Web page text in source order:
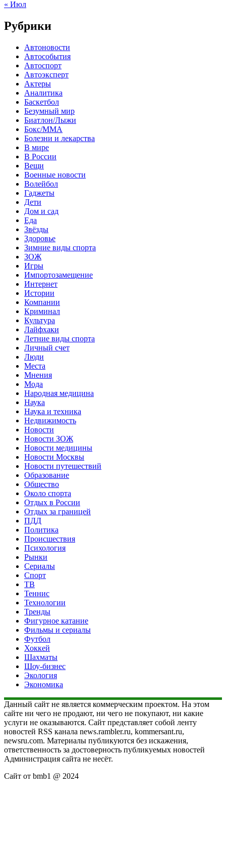
« Июл
Рубрики
Автоновости
Автособытия
Автоспорт
Автоэксперт
Актеры
Аналитика
Баскетбол
Безумный мир
Биатлон/Лыжи
Бокс/MMA
Болезни и лекарства
В мире
В России
Вещи
Военные новости
Волейбол
Гаджеты
Дети
Дом и сад
Еда
Звёзды
Здоровье
Зимние виды спорта
ЗОЖ
Игры
Импортозамещение
Интернет
Истории
Компании
Криминал
Культура
Лайфхаки
Летние виды спорта
Личный счет
Люди
Места
Мнения
Мода
Народная медицина
Наука
Наука и техника
Недвижимость
Новости
Новости ЗОЖ
Новости медицины
Новости Москвы
Новости путешествий
Образование
Общество
Около спорта
Отдых в России
Отдых за границей
ПДД
Политика
Происшествия
Психология
Рынки
Сериалы
Спорт
ТВ
Теннис
Технологии
Тренды
Фигурное катание
Фильмы и сериалы
Футбол
Хоккей
Шахматы
Шоу-бизнес
Экология
Экономика
Данный сайт не является коммерческим проектом. На этом
сайте ни чего не продают, ни чего не покупают, ни какие
услуги не оказываются. Сайт представляет собой ленту
новостей RSS канала news.rambler.ru, kommersant.ru,
newsru.com. Материалы публикуются без искажения,
ответственность за достоверность публикуемых новостей
Администрация сайта не несёт.
Сайт от bmb1 @ 2024